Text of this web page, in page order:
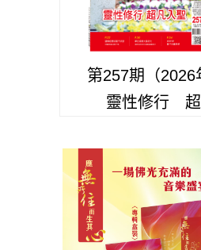
第257期（2026
靈性修行 超